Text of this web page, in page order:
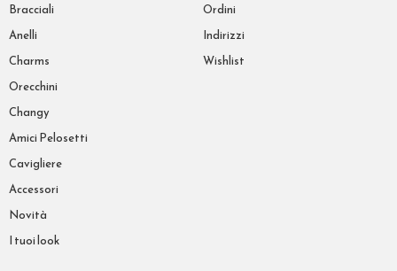
Bracciali
Anelli
Charms
Orecchini
Changy
Amici Pelosetti
Cavigliere
Accessori
Novità
I tuoi look
Ordini
Indirizzi
Wishlist